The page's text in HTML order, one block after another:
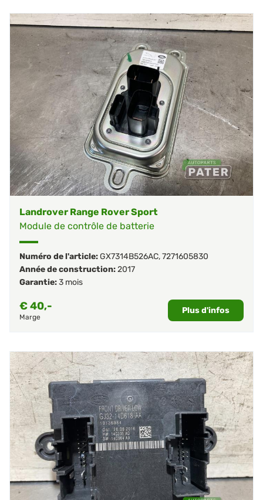
Landrover Range Rover Sport
Module de contrôle de batterie
Numéro de l'article:GX7314B526AC,7271605830
Année de construction:2017
Garantie:3 mois
€40,-
Marge
Plus d'infos